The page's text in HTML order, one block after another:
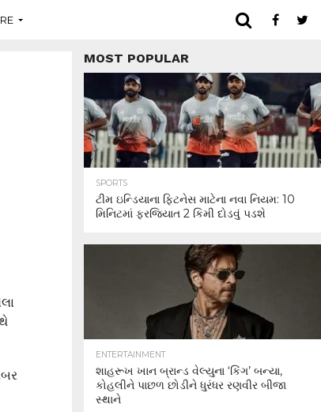
MOST POPULAR
SPORTS
ટીમ ઇન્ડિયાના ફિટનેસ માટેના નવા નિયમ: 10
મિનિટમાં ફરજિયાત 2 કિમી દોડવું પડશે
ENTERTAINMENT
શાહરૂખ ખાન બ્રાન્ડ વેલ્યુના ‘કિંગ’ બન્યા,
કોહલીને પાછળ છોડીને ધુરંધર રણવીર બીજા
સ્થાને